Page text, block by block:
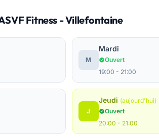
Fitness - Villefontaine
M
Mardi
Ouvert
19:00 - 21:00
J
Jeudi (aujourd'hui)
Ouvert
20:00 - 21:00